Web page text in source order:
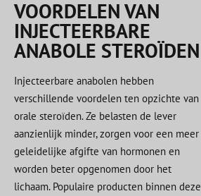
VOORDELEN VAN
INJECTEERBARE
ANABOLE STEROÏDEN
Injecteerbare anabolen hebben
verschillende voordelen ten opzichte van
orale steroïden. Ze belasten de lever
aanzienlijk minder, zorgen voor een meer
geleidelijke afgifte van hormonen en
worden beter opgenomen door het
lichaam. Populaire producten binnen deze